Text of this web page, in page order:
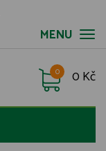
MENU
0 Kč
0